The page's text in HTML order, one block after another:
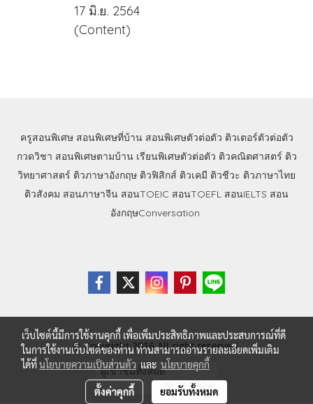
17 มิ.ย. 2564
(Content)
ครูสอนพิเศษ สอนพิเศษที่บ้าน สอนพิเศษตัวต่อตัว ติวเตอร์ตัวต่อตัว
กวดวิชา สอนพิเศษตามบ้าน เรียนพิเศษตัวต่อตัว ติวคณิตศาสตร์ ติว
วิทยาศาสตร์ ติวภาษาอังกฤษ ติวฟิสิกส์ ติวเคมี ติวชีวะ ติวภาษาไทย
ติวสังคม สอนภาษาจีน สอนTOEIC สอนTOEFL สอนIELTS สอน
อังกฤษConversation
© Copyright 2016 All right reserved.
ผู้เข้าชมทั้งหมด
20,750,424
เว็บไซต์นี้มีการใช้งานคุกกี้ เพื่อเพิ่มประสิทธิภาพและประสบการณ์ที่ดี
ในการใช้งานเว็บไซต์ของท่าน ท่านสามารถอ่านรายละเอียดเพิ่มเติม
ได้ที่นโยบายความเป็นส่วนตัวและ นโยบายคุกกี้
ตั้งค่าคุกกี้ ยอมรับทั้งหมด